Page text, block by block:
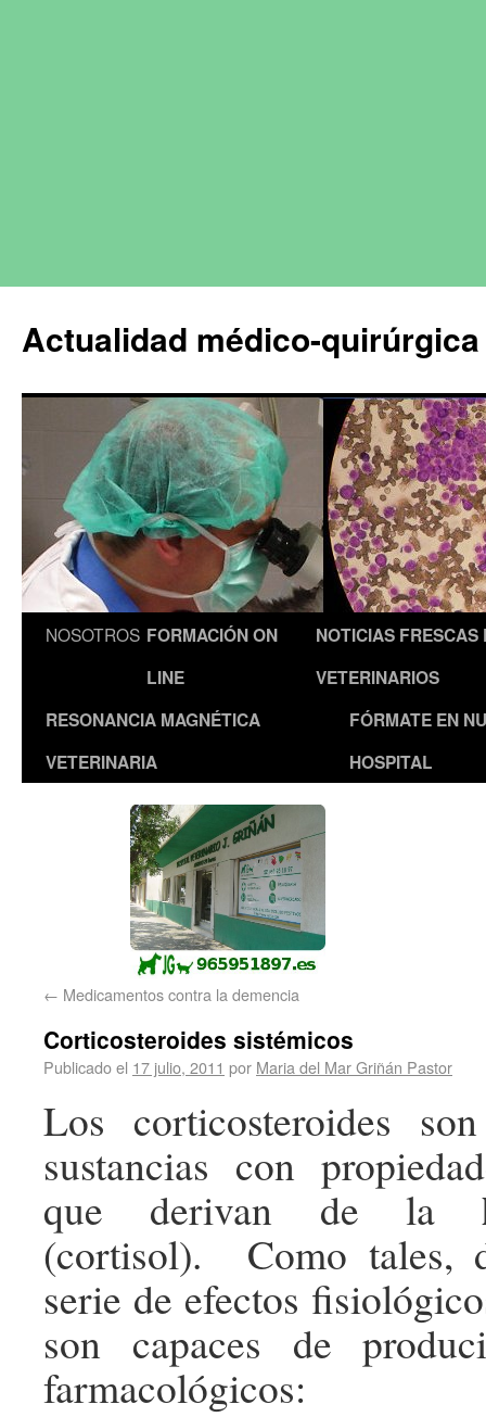
Actualidad médico-
NOSOTROS FORMACIÓN ON
LINE
NOTICIAS FRESCAS
VETERINARIOS
RESONANCIA MAGNÉTICA
VETERINARIA
FÓRMATE EN
HOSPITAL
← Medicamentos contra la demencia
Corticosteroides sistémicos
Publicado el 17 julio, 2011 por Maria del Mar Griñán Pastor
Los corticosteroides
sustancias con
que derivan de la
(cortisol). Como tales,
serie de efectos
son capaces de
farmacológicos: